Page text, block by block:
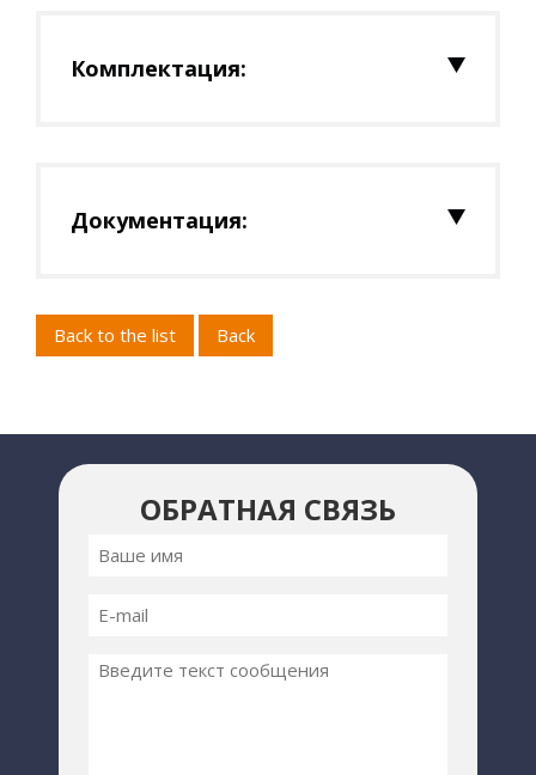
Комплектация:
Документация:
Back to the list Back
ОБРАТНАЯ СВЯЗЬ